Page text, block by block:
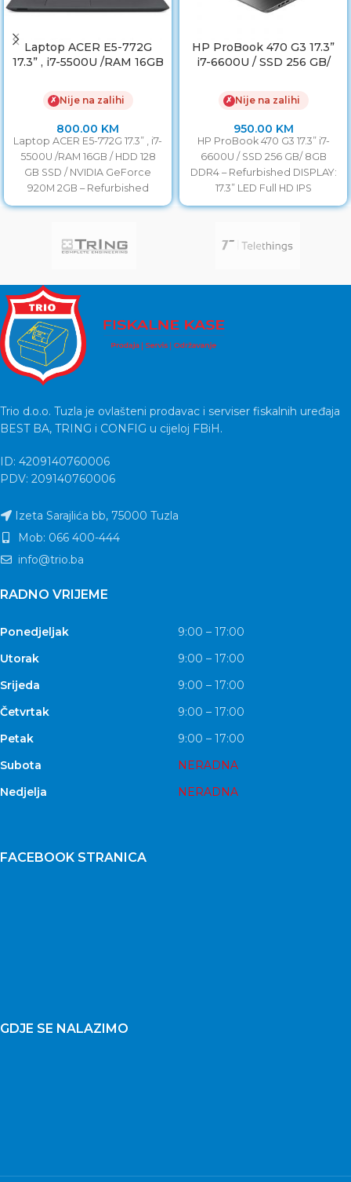
Laptop ACER E5-772G
17.3” , i7-5500U /RAM 16GB
NVIDIA GeForce 920M
2GB
✗ Nije na zalihi
800.00 KM
Laptop ACER E5-772G 17.3” , i7-
5500U /RAM 16GB / HDD 128
GB SSD / NVIDIA GeForce
920M 2GB – Refurbished
HP ProBook 470 G3 17.3”
i7-6600U / SSD 256 GB/
✗ Nije na zalihi
950.00 KM
HP ProBook 470 G3 17.3” i7-
6600U / SSD 256 GB/ 8GB
DDR4 – Refurbished DISPLAY:
17.3” LED Full HD IPS
Trio d.o.o. Tuzla je ovlašteni prodavac i serviser fiskalnih uređaja
BEST BA, TRING i CONFIG u cijeloj FBiH.
ID: 4209140760006
PDV: 209140760006
Izeta Sarajlića bb, 75000 Tuzla
Mob: 066 400-444
info@trio.ba
RADNO VRIJEME
Ponedjeljak
9:00 – 17:00
Utorak
9:00 – 17:00
Srijeda
9:00 – 17:00
Četvrtak
9:00 – 17:00
Petak
9:00 – 17:00
Subota
NERADNA
Nedjelja
NERADNA
FACEBOOK STRANICA
GDJE SE NALAZIMO